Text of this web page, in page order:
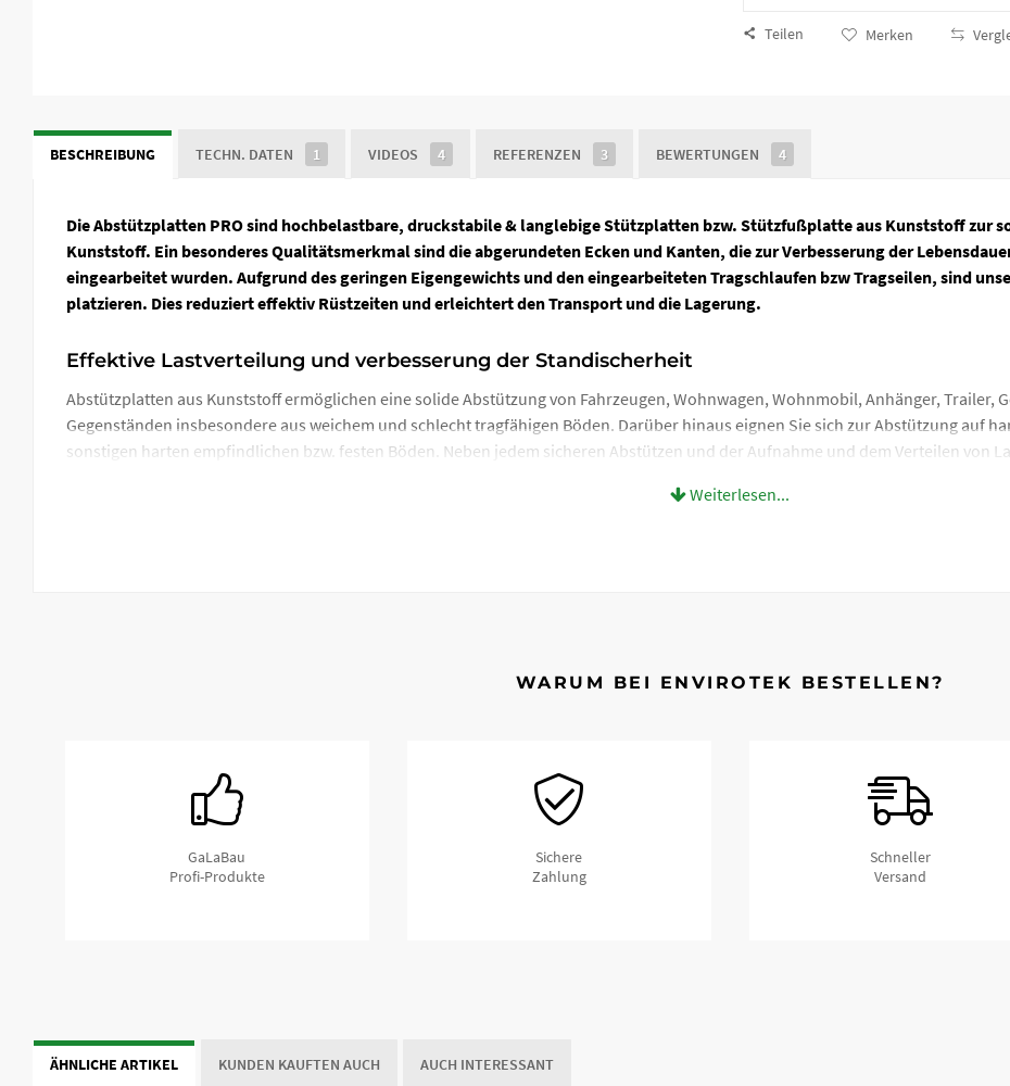
Teilen Merken
BESCHREIBUNG TECHN. DATEN 1 VIDEOS 4 REFERENZEN 3 BEWERTUNGEN 4
Die Abstützplatten PRO sind hochbelastbare, druckstabile & langlebige Stützplatten bzw. Stützfußplatte aus Kunststoff zur
Kunststoff. Ein besonderes Qualitätsmerkmal sind die abgerundeten Ecken und Kanten, die zur Verbesserung der
eingearbeitet wurden. Aufgrund des geringen Eigengewichts und den eingearbeiteten Tragschlaufen bzw Tragseilen, sind
platzieren. Dies reduziert effektiv Rüstzeiten und erleichtert den Transport und die Lagerung.
Effektive Lastverteilung und verbesserung der Standischerheit
Abstützplatten aus Kunststoff ermöglichen eine solide Abstützung von Fahrzeugen, Wohnwagen, Wohnmobil, Anhänger, Trailer,
Gegenständen insbesondere aus weichem und schlecht tragfähigen Böden. Darüber hinaus eignen Sie sich zur Abstützung auf
sonstigen harten empfindlichen bzw. festen Böden. Neben jedem sicheren Abstützen und der Aufnahme und dem Verteilen von
Abstützplatten und Kranplatten von Securatek hingegen bestehen aus HDPE 500 HMW Kunststoff. Dieser Kunststoff besteht aus
leistungsfähiger als Abstützplatten aus Holz. Sie bieten im Vergleich eine hervorragende Qualität, Festigkeit und sehr hohe
deutlich geringeren Abmessungen und Eigengewicht.
Abstützplatte PRO Standardgrößen
600x600x40mm
600x600x60mm
Weiterlesen...
WARUM BEI ENVIROTEK BESTELLEN?
GaLaBau
Profi-Produkte
Sichere
Zahlung
Schneller
Versand
ÄHNLICHE ARTIKEL KUNDEN KAUFTEN AUCH AUCH INTERESSANT